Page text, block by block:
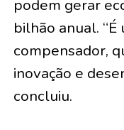
podem gerar
bilhão anual.
compensador,
inovação e
concluiu.